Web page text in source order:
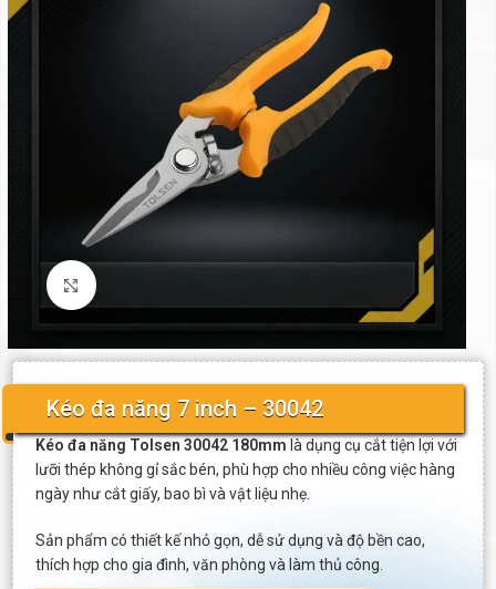
Click to enlarge
Kéo đa năng 7 inch – 30042
Kéo đa năng Tolsen 30042 180mm là dụng cụ cắt tiện lợi với
lưỡi thép không gỉ sắc bén, phù hợp cho nhiều công việc hàng
ngày như cắt giấy, bao bì và vật liệu nhẹ.
Sản phẩm có thiết kế nhỏ gọn, dễ sử dụng và độ bền cao,
thích hợp cho gia đình, văn phòng và làm thủ công.